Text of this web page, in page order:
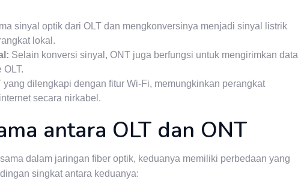
sinyal optik dari OLT dan mengkonversinya menjadi sinyal listrik
lokal.
Selain konversi sinyal, ONT juga berfungsi untuk mengirimkan data
yang dilengkapi dengan fitur Wi-Fi, memungkinkan perangkat
secara nirkabel.
antara OLT dan ONT
dalam jaringan fiber optik, keduanya memiliki perbedaan yang
singkat antara keduanya: